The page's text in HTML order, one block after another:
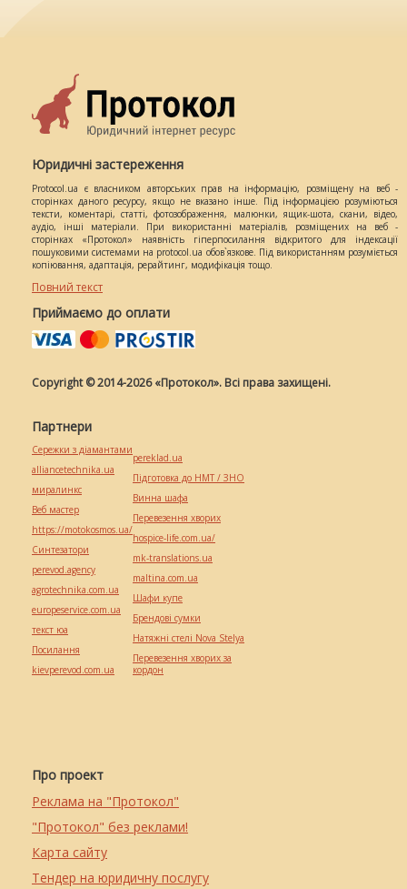
Юридичні застереження
Protocol.ua є власником авторських прав на інформацію, розміщену на веб -
сторінках даного ресурсу, якщо не вказано інше. Під інформацією розуміються
тексти, коментарі, статті, фотозображення, малюнки, ящик-шота, скани, відео,
аудіо, інші матеріали. При використанні матеріалів, розміщених на веб -
сторінках «Протокол» наявність гіперпосилання відкритого для індексації
пошуковими системами на protocol.ua обов`язкове. Під використанням розуміється
копіювання, адаптація, рерайтинг, модифікація тощо.
Повний текст
Приймаємо до оплати
Copyright © 2014-2026 «Протокол». Всі права захищені.
Про проект
Реклама на "Протокол"
"Протокол" без реклами!
Карта сайту
Тендер на юридичну послугу
Партнери
Сережки з діамантами
alliancetechnika.ua
миралинкс
Веб мастер
https://motokosmos.ua/
Синтезатори
perevod.agency
agrotechnika.com.ua
europeservice.com.ua
текст юа
Посилання
kievperevod.com.ua
pereklad.ua
Підготовка до НМТ / ЗНО
Винна шафа
Перевезення хворих
hospice-life.com.ua/
mk-translations.ua
maltina.com.ua
Шафи купе
Брендові сумки
Натяжні стелі Nova Stelya
Перевезення хворих за
кордон